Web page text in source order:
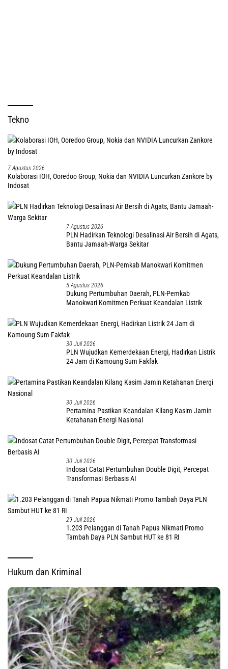
Tekno
7 Agustus 2026
Kolaborasi IOH, Ooredoo Group, Nokia dan NVIDIA Luncurkan Zankore by
Indosat
7 Agustus 2026
PLN Hadirkan Teknologi Desalinasi Air Bersih di Agats,
Bantu Jamaah-Warga Sekitar
5 Agustus 2026
Dukung Pertumbuhan Daerah, PLN-Pemkab
Manokwari Komitmen Perkuat Keandalan Listrik
30 Juli 2026
PLN Wujudkan Kemerdekaan Energi, Hadirkan Listrik
24 Jam di Kamoung Sum Fakfak
30 Juli 2026
Pertamina Pastikan Keandalan Kilang Kasim Jamin
Ketahanan Energi Nasional
30 Juli 2026
Indosat Catat Pertumbuhan Double Digit, Percepat
Transformasi Berbasis AI
29 Juli 2026
1.203 Pelanggan di Tanah Papua Nikmati Promo
Tambah Daya PLN Sambut HUT ke 81 RI
Hukum dan Kriminal